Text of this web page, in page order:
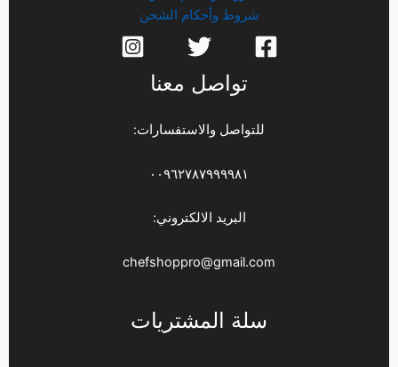
شروط وأحكام الشحن
تواصل معنا
للتواصل والاستفسارات:
٠٠٩٦٢٧٨٧٩٩٩٩٨١
البريد الالكتروني:
chefshoppro@gmail.com
سلة المشتريات